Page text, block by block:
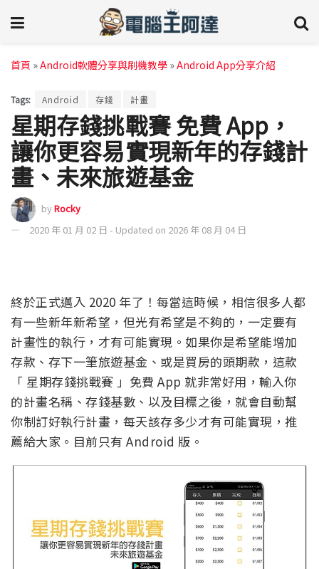
首頁 »Android軟體分享與刷機教學 »Android App分享介紹
Tags: Android 存錢 計畫
星期存錢挑戰賽 免費 App，
讓你更容易實現新年的存錢計
畫、未來旅遊基金
byRocky
2020 年 01 月 02 日 - Updated on 2026 年 08 月 04 日
終於正式邁入 2020 年了！每當這時候，相信很多人都
有一些新年新希望，但光有希望是不夠的，一定要有
計畫性的執行，才有可能實現。如果你是希望能增加
存款、存下一筆旅遊基金、或是買房的頭期款，這款
「 星期存錢挑戰賽 」免費 App 就非常好用，輸入你
的計畫名稱、存錢基數、以及目標之後，就會自動幫
你制訂好執行計畫，每天該存多少才有可能實現，推
薦給大家。目前只有 Android 版。